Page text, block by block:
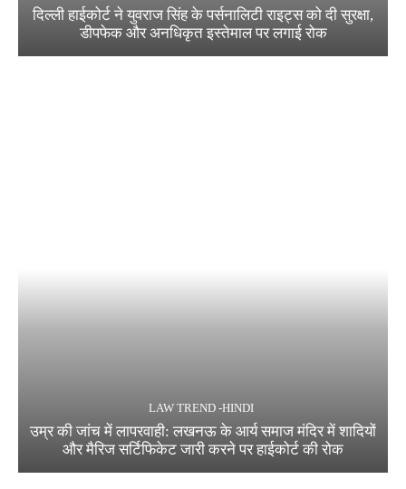
दिल्ली हाईकोर्ट ने युवराज सिंह के पर्सनालिटी राइट्स को दी सुरक्षा,
डीपफेक और अनधिकृत इस्तेमाल पर लगाई रोक
LAW TREND -HINDI
उम्र की जांच में लापरवाही: लखनऊ के आर्य समाज मंदिर में शादियों
और मैरिज सर्टिफिकेट जारी करने पर हाईकोर्ट की रोक